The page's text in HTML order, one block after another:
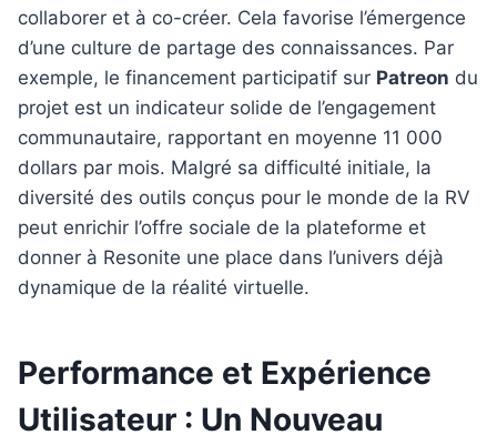
collaborer et à co-créer. Cela favorise l’émergence
d’une culture de partage des connaissances. Par
exemple, le financement participatif sur Patreon du
projet est un indicateur solide de l’engagement
communautaire, rapportant en moyenne 11 000
dollars par mois. Malgré sa difficulté initiale, la
diversité des outils conçus pour le monde de la RV
peut enrichir l’offre sociale de la plateforme et
donner à Resonite une place dans l’univers déjà
dynamique de la réalité virtuelle.
Performance et Expérience
Utilisateur : Un Nouveau